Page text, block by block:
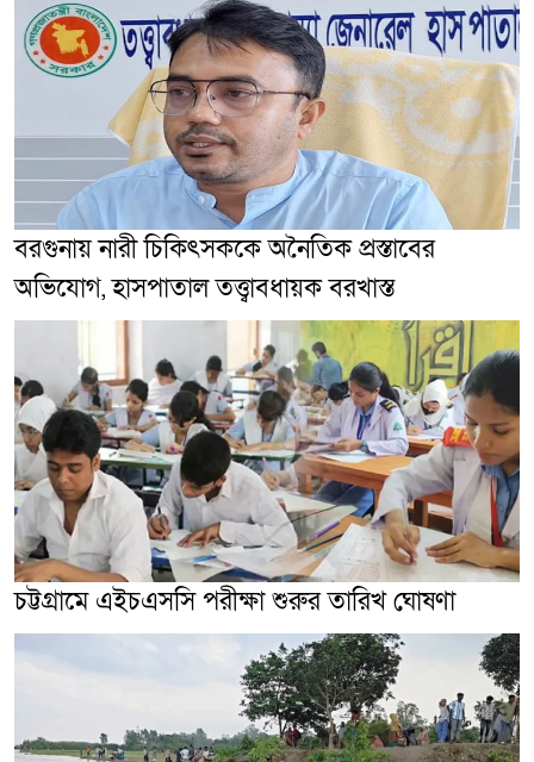
বরগুনায় নারী চিকিৎসককে অনৈতিক প্রস্তাবের
অভিযোগ, হাসপাতাল তত্ত্বাবধায়ক বরখাস্ত
চট্টগ্রামে এইচএসসি পরীক্ষা শুরুর তারিখ ঘোষণা